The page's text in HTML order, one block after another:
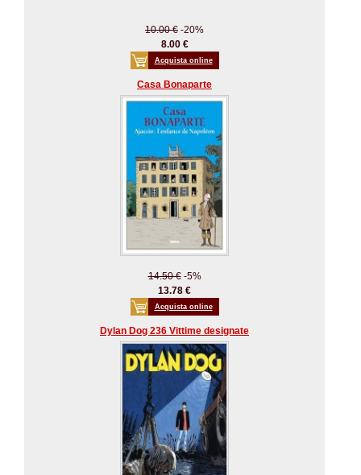
10.00 € -20%
8.00 €
Acquista online
Casa Bonaparte
14.50 €-5%
13.78 €
Acquista online
Dylan Dog 236 Vittime designate